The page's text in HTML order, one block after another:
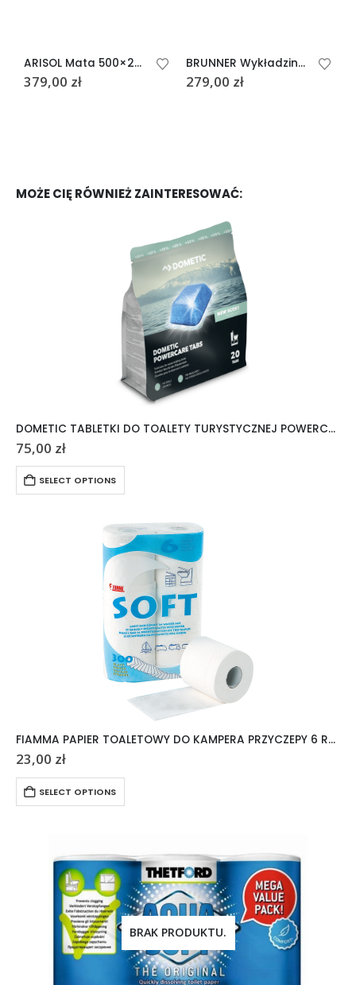
ARISOL Mata 500×250 dark grey
379,00 zł
BRUNNER Wykładzina YUROP 250×400 niebieska
279,00 zł
MOŻE CIĘ RÓWNIEŻ ZAINTERESOWAĆ:
DOMETIC TABLETKI DO TOALETY TURYSTYCZNEJ POWERCARE TABS 20 SZTUK
75,00 zł
SELECT OPTIONS
FIAMMA PAPIER TOALETOWY DO KAMPERA PRZYCZEPY 6 ROLEK
23,00 zł
SELECT OPTIONS
BRAK PRODUKTU.